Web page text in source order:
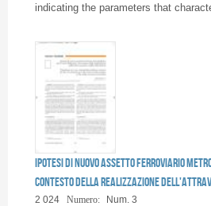
indicating the parameters that
Ipotesi di nuovo assetto ferroviario
contesto della realizzazione
2 024 Numero: Num. 3